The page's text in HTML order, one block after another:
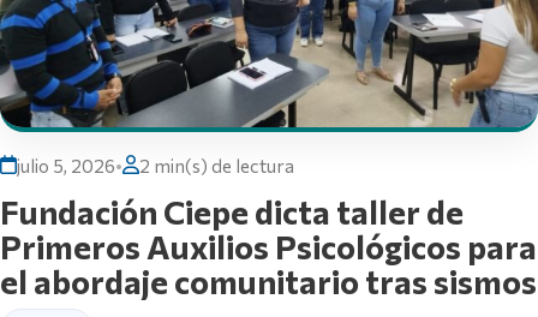
julio 5, 2026• 2 min(s) de lectura
Fundación Ciepe dicta taller de
Primeros Auxilios Psicológicos para
el abordaje comunitario tras sismos